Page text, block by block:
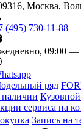
Москва,
(495) 730-11-88
09:00 —
ряд
сервиса на
Запись на